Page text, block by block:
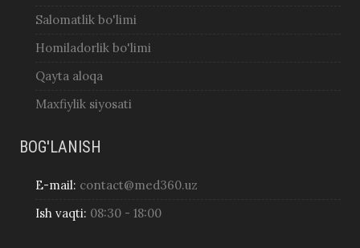
Salomatlik bo'limi
Homiladorlik bo'limi
Qayta aloqa
Maxfiylik siyosati
BOG'LANISH
E-mail: contact@med360.uz
Ish vaqti: 08:30 - 18:00